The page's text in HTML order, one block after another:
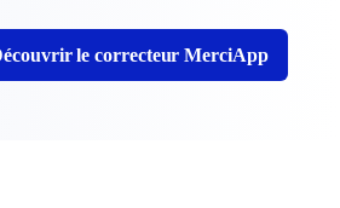
le correcteur MerciApp